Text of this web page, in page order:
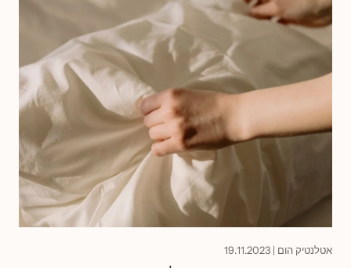
אטלנטיק הום |
19.11.2023